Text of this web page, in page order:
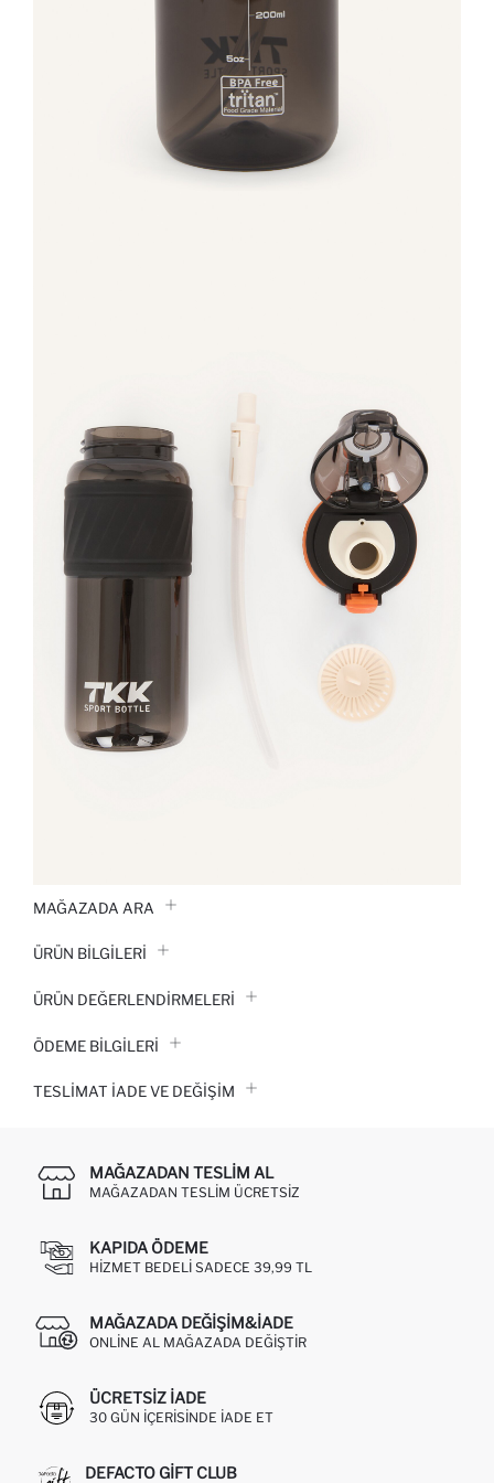
MAĞAZADA ARA
ÜRÜN BILGILERI
ÜRÜN DEĞERLENDİRMELERİ
ÖDEME BİLGİLERİ
TESLIMAT İADE VE DEĞIŞIM
MAĞAZADAN TESLIM AL
MAĞAZADAN TESLIM ÜCRETSIZ
KAPIDA ÖDEME
HIZMET BEDELI SADECE 39,99 TL
MAĞAZADA DEĞIŞIM&İADE
ONLINE AL MAĞAZADA DEĞIŞTIR
ÜCRETSIZ IADE
30 GÜN IÇERISINDE IADE ET
DEFACTO GIFT CLUB